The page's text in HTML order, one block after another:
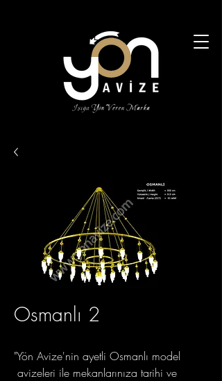
Osmanlı 2
"Yön Avize'nin ayetli Osmanlı model
avizeleri ile mekanlarınıza tarihi ve